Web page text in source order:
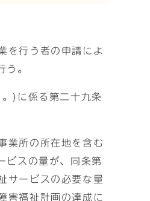
を行う者の申請によ
う。
)に係る第二十九条
業所の所在地を含む
ビスの量が、同条第
サービスの必要な量
害福祉計画の達成に